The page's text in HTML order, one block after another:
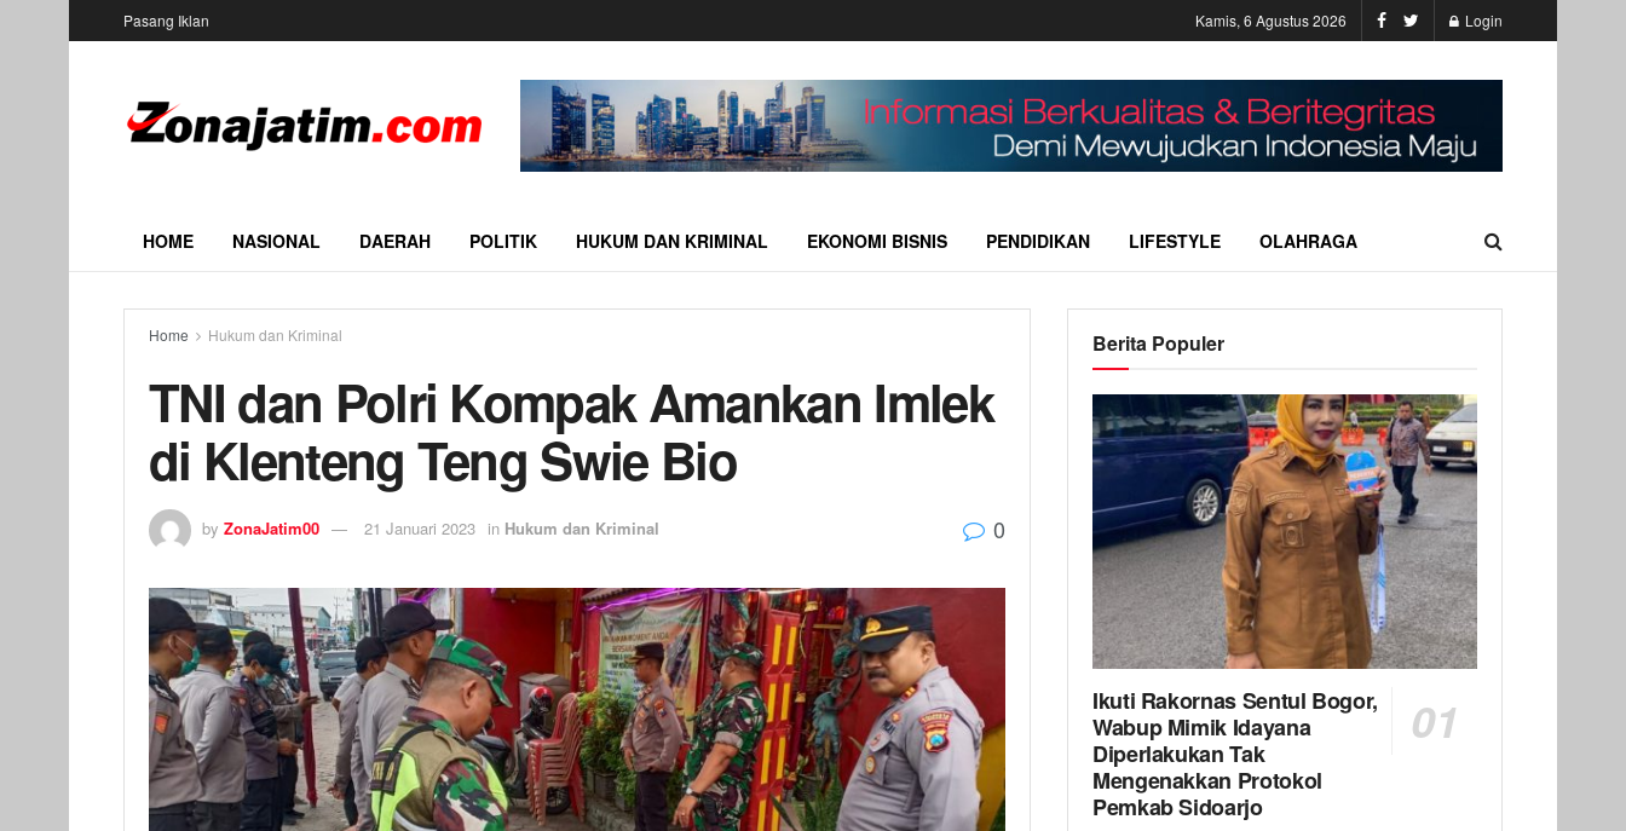
Pasang Iklan Kamis, 6 Agustus 2026 Login
HOME NASIONAL DAERAH POLITIK HUKUM DAN KRIMINAL EKONOMI BISNIS PENDIDIKAN LIFESTYLE OLAHRAGA
Home Hukum dan Kriminal
TNI dan Polri Kompak Amankan Imlek
di Klenteng Teng Swie Bio
by ZonaJatim00 21 Januari 2023 in Hukum dan Kriminal 0
Berita Populer
Ikuti Rakornas Sentul Bogor,
Wabup Mimik Idayana
Diperlakukan Tak
Mengenakkan Protokol
Pemkab Sidoarjo